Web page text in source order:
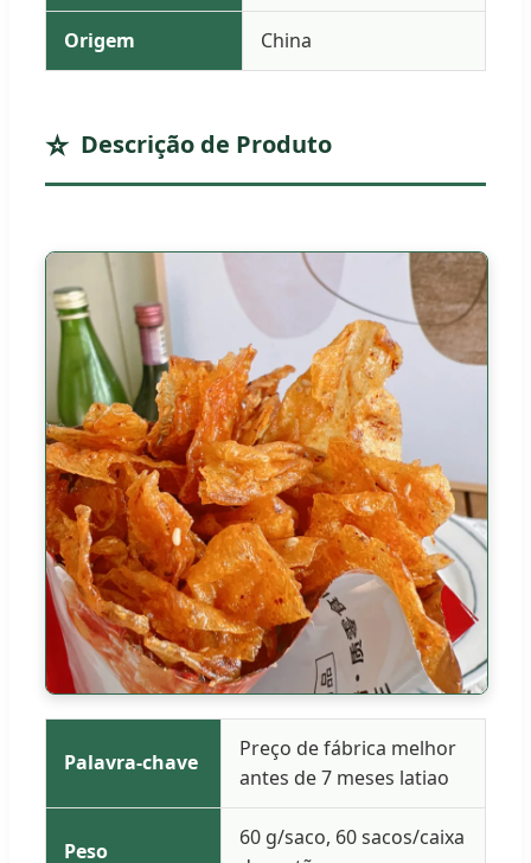
Origem China
Descrição de Produto
Palavra-chave
Preço de fábrica melhor
antes de 7 meses latiao
Peso
60 g/saco, 60 sacos/caixa